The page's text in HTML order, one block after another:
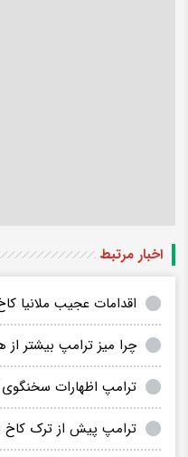
اخبار مرتبط
اقدامات عجیب ملانیا
چرا میز ترامپ بیشتر
ترامپ اظهارات سخنگوی
ترامپ پیش از ترک کاخ